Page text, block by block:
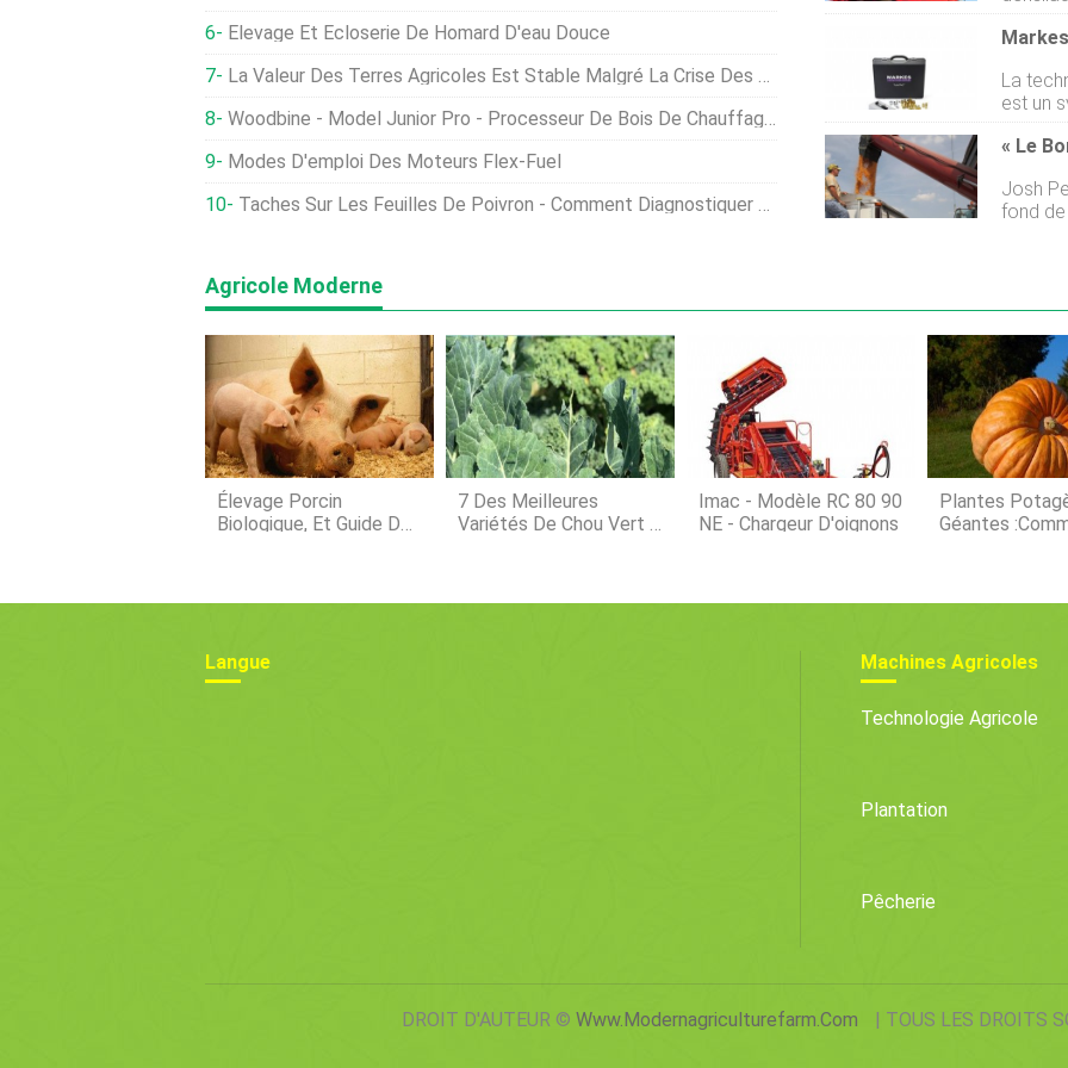
Élevage Et Écloserie De Homard D'eau Douce
La Valeur Des Terres Agricoles Est Stable Malgré La Crise Des Revenus Et Du Commerce
Woodbine - Model Junior Pro - Processeur De Bois De Chauffage Pour Tronçonneuse Le Plus Petit
Modes D'emploi Des Moteurs Flex-Fuel
Taches Sur Les Feuilles De Poivron - Comment Diagnostiquer Et Traiter
années
de
long à
des
produits Cependant, nous pouvons
latéral
La
est un
et/ou
Josh
fond de
sinon
Agricole Moderne
Élevage Porcin
Biologique, Et Guide De
7 Des Meilleures
Variétés De Chou Vert À
Imac - Modèle RC 80 90
NE - Chargeur D'oignons
Plantes
Géantes
Langue Machines Agricoles
Technologie Agricole
Plantation
Pêcherie
DROIT D'AUTEUR © Www.modernagriculturefarm.com | TOUS LES DROITS